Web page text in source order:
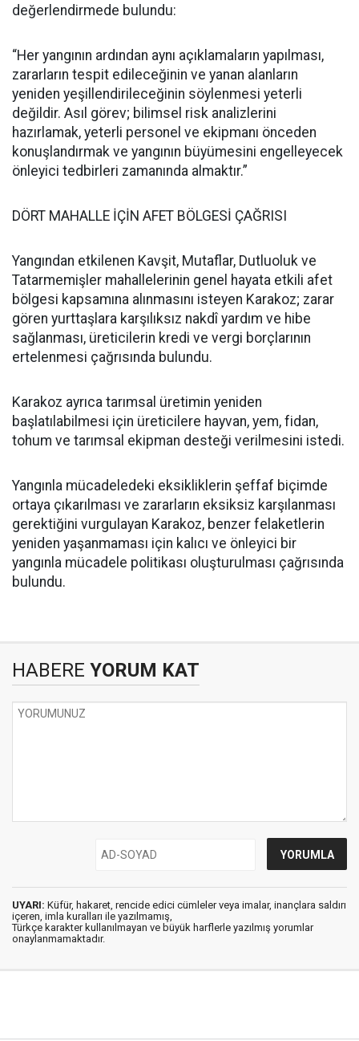
değerlendirmede bulundu:
“Her yangının ardından aynı açıklamaların yapılması,
zararların tespit edileceğinin ve yanan alanların
yeniden yeşillendirileceğinin söylenmesi yeterli
değildir. Asıl görev; bilimsel risk analizlerini
hazırlamak, yeterli personel ve ekipmanı önceden
konuşlandırmak ve yangının büyümesini engelleyecek
önleyici tedbirleri zamanında almaktır.”
DÖRT MAHALLE İÇİN AFET BÖLGESİ ÇAĞRISI
Yangından etkilenen Kavşit, Mutaflar, Dutluoluk ve
Tatarmemişler mahallelerinin genel hayata etkili afet
bölgesi kapsamına alınmasını isteyen Karakoz; zarar
gören yurttaşlara karşılıksız nakdî yardım ve hibe
sağlanması, üreticilerin kredi ve vergi borçlarının
ertelenmesi çağrısında bulundu.
Karakoz ayrıca tarımsal üretimin yeniden
başlatılabilmesi için üreticilere hayvan, yem, fidan,
tohum ve tarımsal ekipman desteği verilmesini istedi.
Yangınla mücadeledeki eksikliklerin şeffaf biçimde
ortaya çıkarılması ve zararların eksiksiz karşılanması
gerektiğini vurgulayan Karakoz, benzer felaketlerin
yeniden yaşanmaması için kalıcı ve önleyici bir
yangınla mücadele politikası oluşturulması çağrısında
bulundu.
HABERE YORUM KAT
UYARI: Küfür, hakaret, rencide edici cümleler veya imalar, inançlara saldırı
içeren, imla kuralları ile yazılmamış,
Türkçe karakter kullanılmayan ve büyük harflerle yazılmış yorumlar
onaylanmamaktadır.